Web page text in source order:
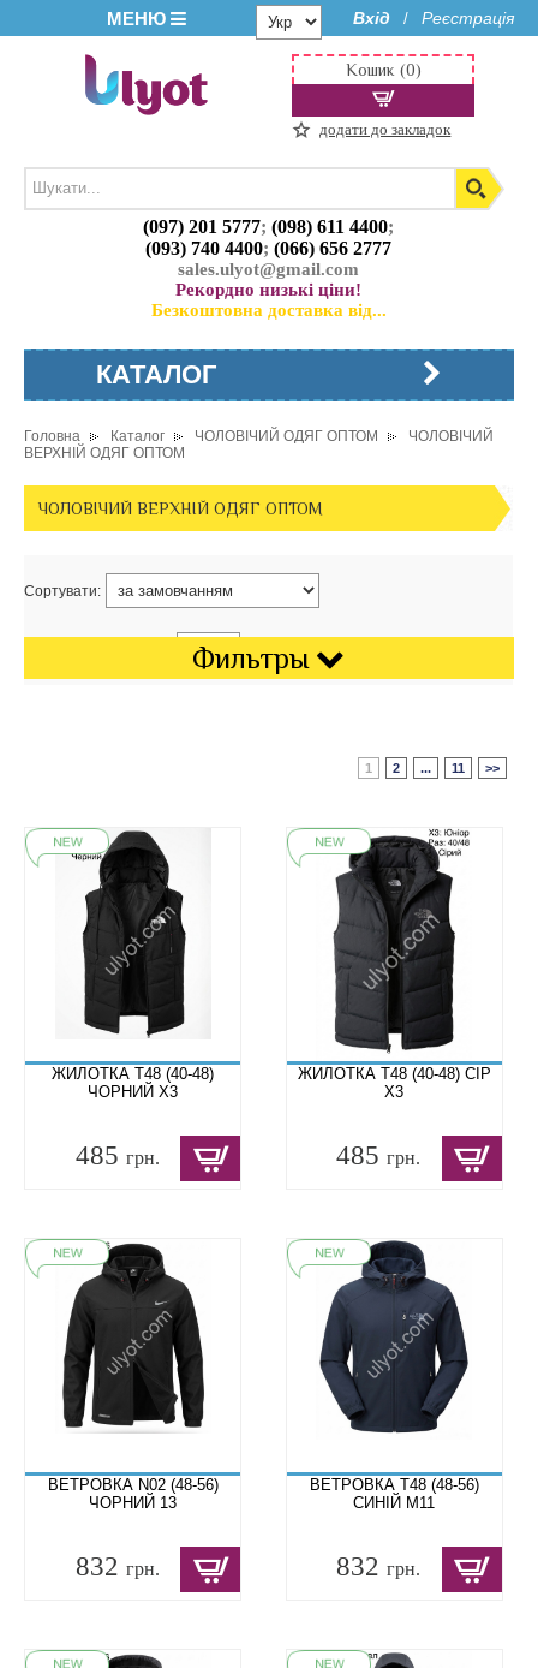
МЕНЮ Вхід / Реєстрація
(097) 201 5777;(098) 611 4400;
(093) 740 4400;(066) 656 2777
sales.ulyot@gmail.com
Рекордно низькі ціни!
Безкоштовна доставка від...
Кошик (0)
додати до закладок
КАТАЛОГ
Головна Каталог ЧОЛОВІЧИЙ ОДЯГ ОПТОМ
ЧОЛОВІЧИЙ
ВЕРХНІЙ ОДЯГ ОПТОМ
Фильтры
ЧОЛОВІЧИЙ ВЕРХНІЙ ОДЯГ ОПТОМ
Сортувати:
1 2 ... 11 >>
ЖИЛОТКА T48 (40-48)
ЧОРНИЙ X3
485 грн.
ЖИЛОТКА T48 (40-48) СІР
X3
485грн.
ВЕТРОВКА N02 (48-56)
ЧОРНИЙ 13
832 грн.
ВЕТРОВКА T48 (48-56)
СИНІЙ M11
832грн.